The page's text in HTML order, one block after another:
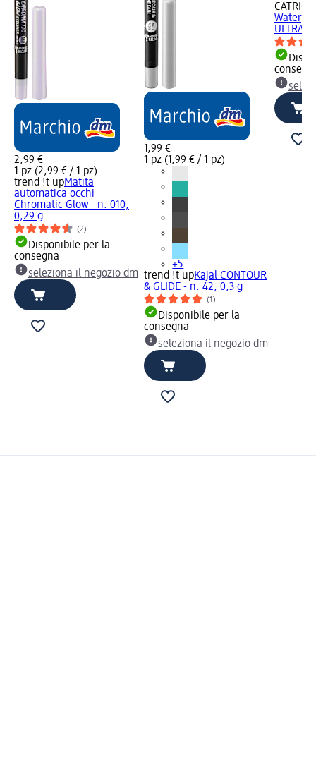
2,99 €
1 pz (2,99 € / 1 pz)
trend !t upMatita
automatica occhi
Chromatic Glow - n. 010,
0,29 g
(2)
Disponibile per la
consegna
seleziona il negozio dm
1,99 €
1 pz (1,99 € / 1 pz)
+5
trend !t upKajal CONTOUR
& GLIDE - n. 42, 0,3 g
(1)
Disponibile per la
consegna
seleziona il negozio dm
CATRICE